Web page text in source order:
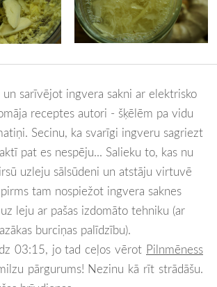
sarīvējot ingvera sakni ar elektrisko
receptes autori - šķēlēm pa vidu
Secinu, ka svarīgi ingveru sagriezt
pat es nespēju... Salieku to, kas nu
uzleju sālsūdeni un atstāju virtuvē
tam nospiežot ingvera saknes
leju ar pašas izdomāto tehniku (ar
burciņas palīdzību).
03:15, jo tad ceļos vērot Pilnmēness
pārgurums! Nezinu kā rīt strādāšu.